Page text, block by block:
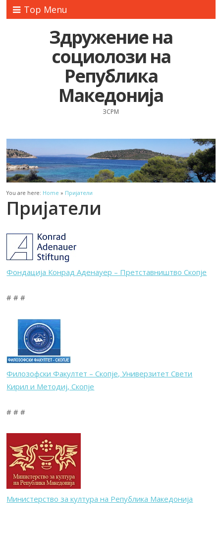
Top Menu
Здружение на
социолози на
Република
Македонија
ЗСРМ
You are here: Home » Пријатели
Пријатели
Фондација Конрад Аденауер – Претставништво Скопје
# # #
Филозофски Факултет – Скопје, Универзитет Свети
Кирил и Методиј, Скопје
# # #
Министерство за култура на Република Македонија